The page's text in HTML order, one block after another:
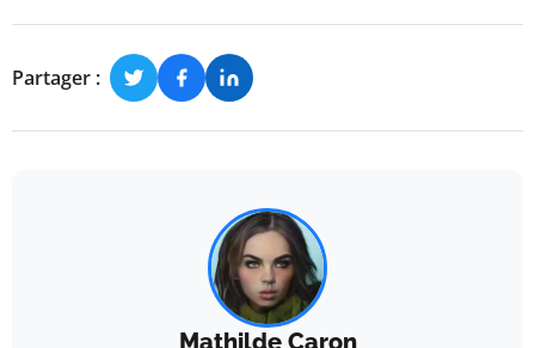
Partager :
Mathilde Caron